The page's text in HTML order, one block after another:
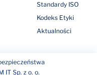
Standardy ISO
Kodeks Etyki
Aktualności
IT Sp. z o. o.